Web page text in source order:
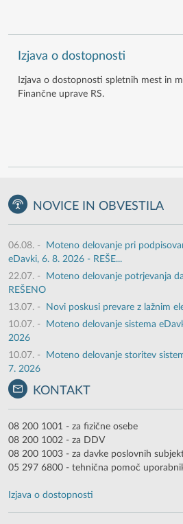
Izjava o dostopnosti
Izjava o dostopnosti spletnih mest in
Finančne uprave RS.
NOVICE IN OBVESTILA
06.08. -
Moteno delovanje pri
eDavki, 6. 8. 2026 - REŠE...
22.07. -
Moteno delovanje potrjevanja
REŠENO
13.07. -
Novi poskusi prevare z lažnim
10.07. -
Moteno delovanje sistema
2026
10.07. -
Moteno delovanje storitev
7. 2026
KONTAKT
08 200 1001 - za fizične osebe
08 200 1002 - za DDV
08 200 1003 - za davke poslovnih
05 297 6800 - tehnična pomoč
Izjava o dostopnosti